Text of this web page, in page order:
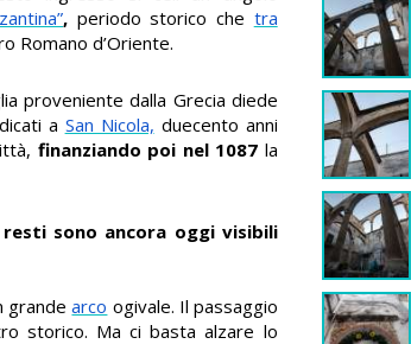
, periodo storico che tra
Romano d’Oriente.
proveniente dalla Grecia diede
a San Nicola, duecento anni
finanziando poi nel 1087 la
resti sono ancora oggi visibili
grandearco ogivale. Il passaggio
storico. Ma ci basta alzare lo